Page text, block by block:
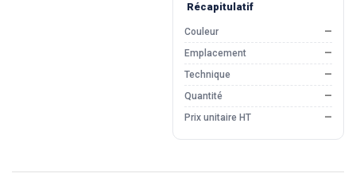
Récapitulatif
Couleur
—
Emplacement
—
Technique
—
Quantité
—
Prix unitaire HT
—